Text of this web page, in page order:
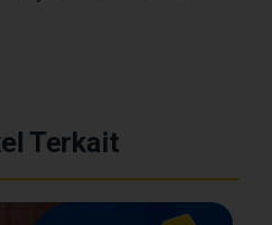
Terkait